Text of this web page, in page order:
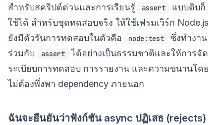
สำหรับสคริปต์ด่วนและการเรียนรู้ assert
แบบดิบก็
ใช้ได้ สำหรับชุดทดสอบจริง ให้ใช้เฟรมเวิร์ก Node.js
ยังมีตัวรันการทดสอบในตัวคือ
node:test
ซึ่งทำงาน
ร่วมกับ
assert
ได้อย่างเป็นธรรมชาติและให้การจัด
ระเบียบการทดสอบ การรายงาน และความขนานโดย
ไม่ต้องพึ่งพา dependency ภายนอก
ฉันจะยืนยันว่าฟังก์ชัน async ปฏิเสธ (rejects)